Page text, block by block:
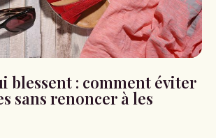
blessent : comment éviter
sans renoncer à les